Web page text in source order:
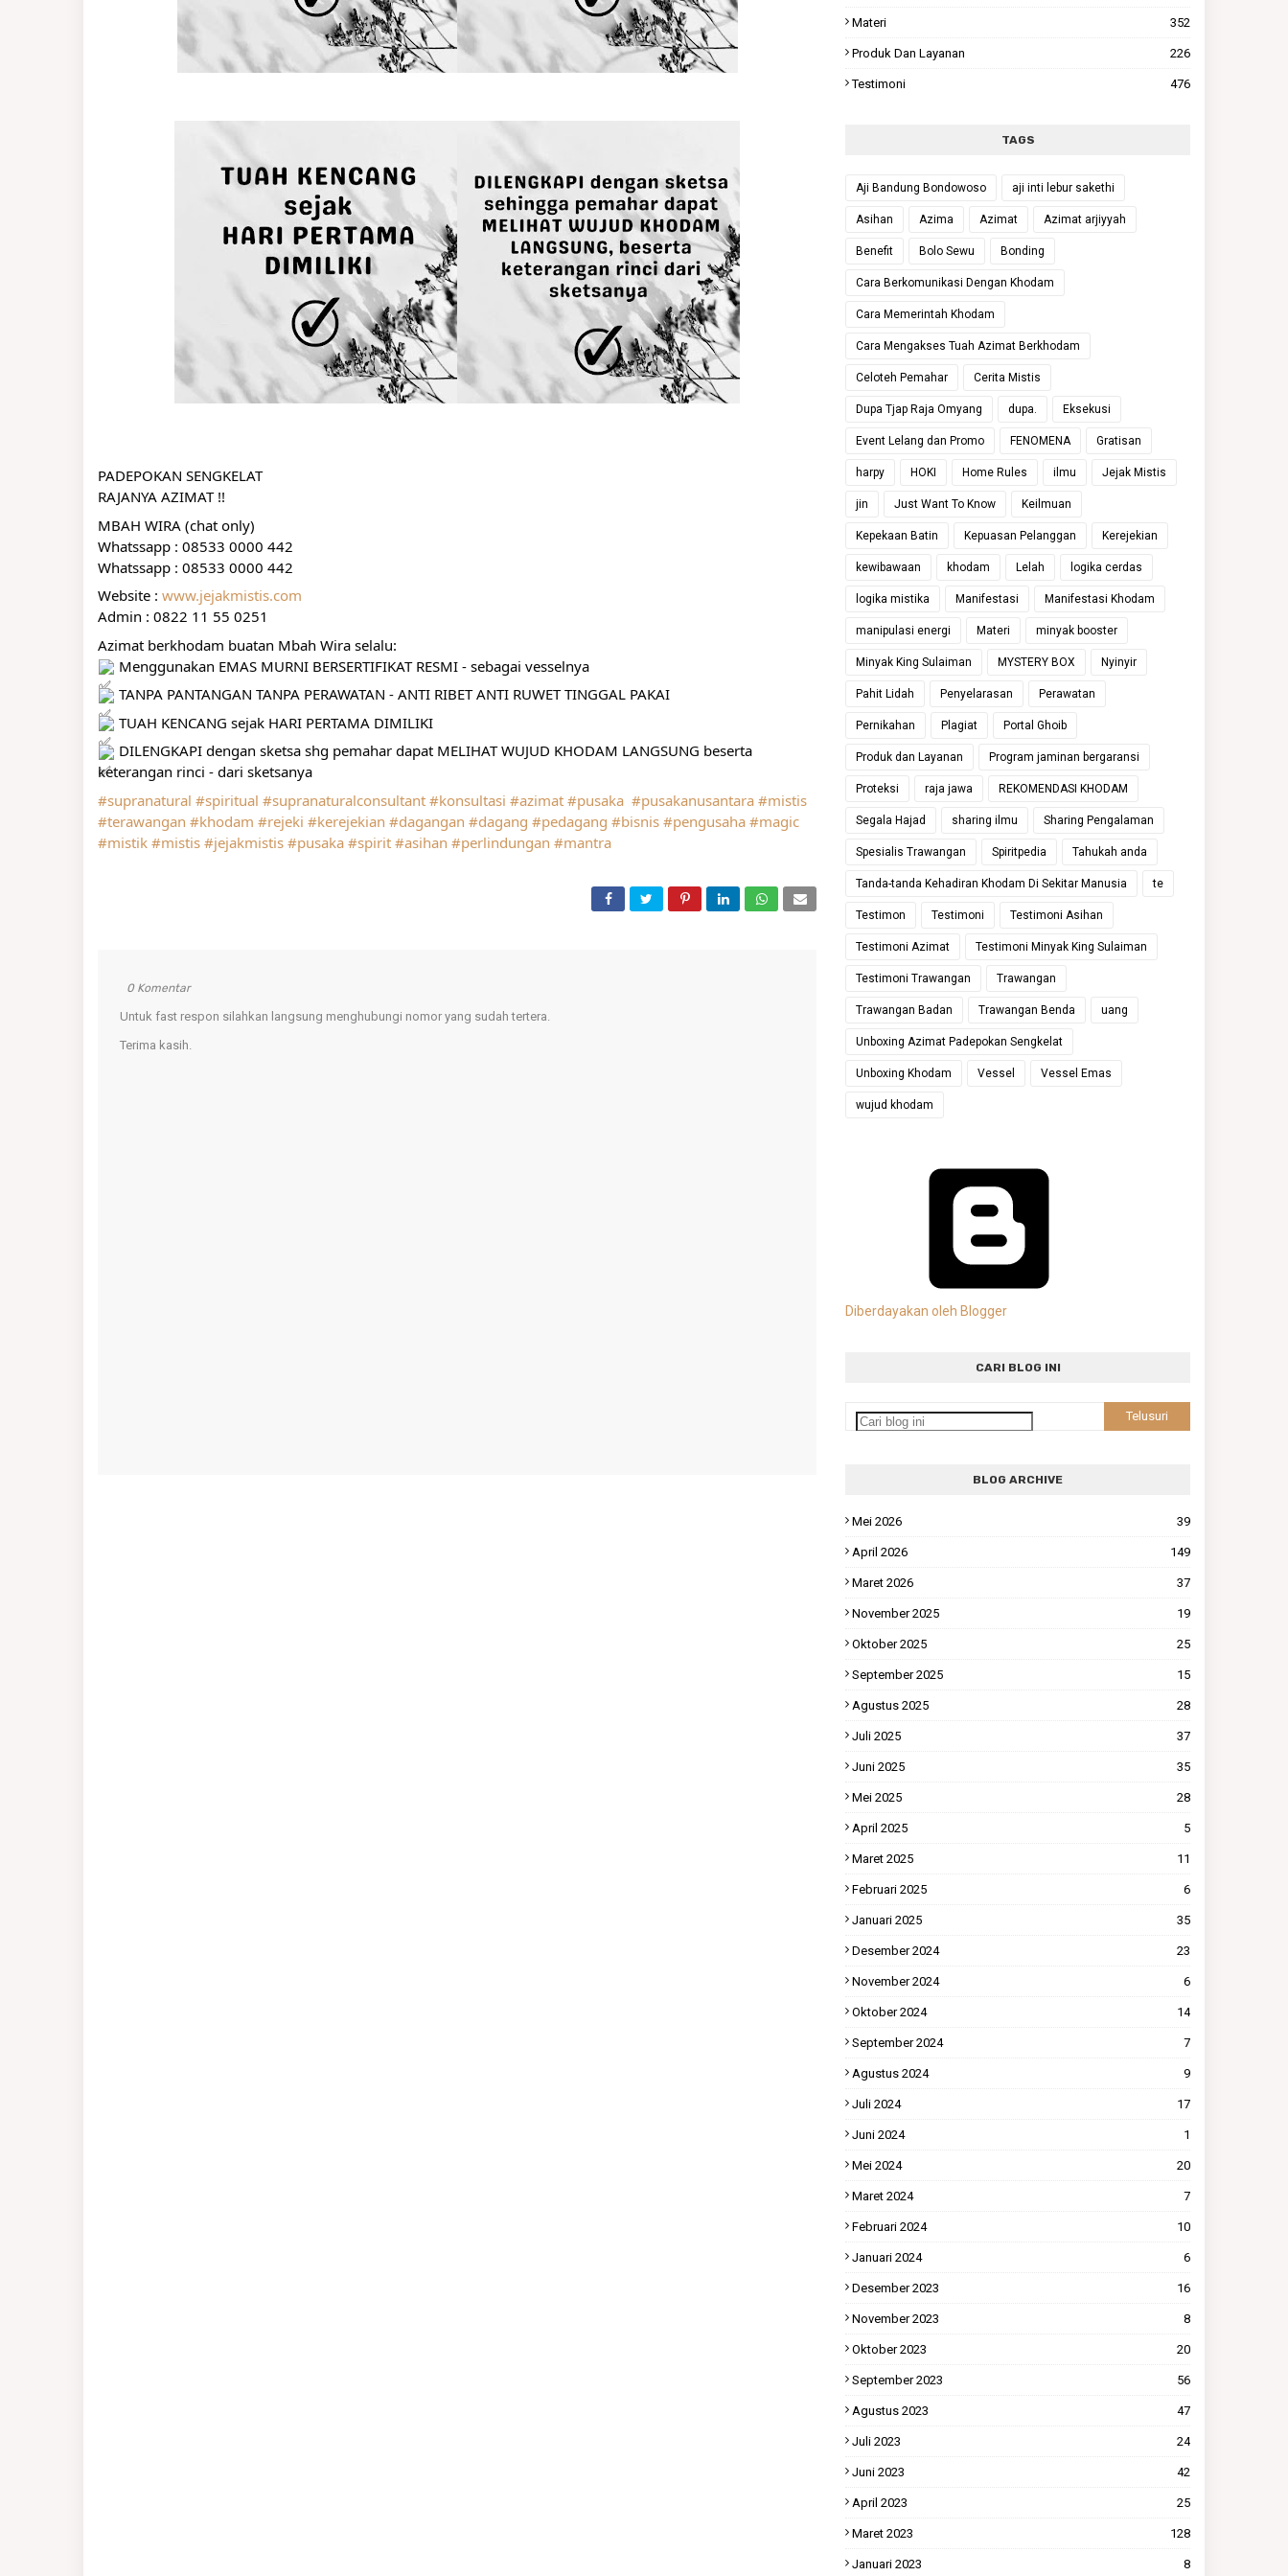
PADEPOKAN SENGKELAT
RAJANYA AZIMAT !!
MBAH WIRA (chat only)
Whatssapp : 08533 0000 442
Whatssapp : 08533 0000 442
Website : www.jejakmistis.com
Admin : 0822 11 55 0251
Azimat berkhodam buatan Mbah Wira selalu:
Menggunakan EMAS MURNI BERSERTIFIKAT RESMI - sebagai vesselnya
TANPA PANTANGAN TANPA PERAWATAN - ANTI RIBET ANTI RUWET TINGGAL PAKAI
TUAH KENCANG sejak HARI PERTAMA DIMILIKI
DILENGKAPI dengan sketsa shg pemahar dapat MELIHAT WUJUD KHODAM LANGSUNG beserta
keterangan rinci - dari sketsanya
#supranatural #spiritual #supranaturalconsultant #konsultasi #azimat #pusaka #pusakanusantara #mistis
#terawangan #khodam #rejeki #kerejekian #dagangan #dagang #pedagang #bisnis #pengusaha #magic
#mistik #mistis #jejakmistis #pusaka #spirit #asihan #perlindungan #mantra
0 Komentar
Untuk fast respon silahkan langsung menghubungi nomor yang sudah tertera.
Terima kasih.
Materi 352
Produk Dan Layanan 226
Testimoni 476
TAGS
Aji Bandung Bondowoso aji inti lebur sakethi
Asihan Azima Azimat Azimat arjiyyah
Benefit Bolo Sewu Bonding
Cara Berkomunikasi Dengan Khodam
Cara Memerintah Khodam
Cara Mengakses Tuah Azimat Berkhodam
Celoteh Pemahar Cerita Mistis
Dupa Tjap Raja Omyang dupa. Eksekusi
Event Lelang dan Promo FENOMENA Gratisan
harpy HOKI Home Rules ilmu Jejak Mistis
jin Just Want To Know Keilmuan
Kepekaan Batin Kepuasan Pelanggan Kerejekian
kewibawaan khodam Lelah logika cerdas
logika mistika Manifestasi Manifestasi Khodam
manipulasi energi Materi minyak booster
Minyak King Sulaiman MYSTERY BOX Nyinyir
Pahit Lidah Penyelarasan Perawatan
Pernikahan Plagiat Portal Ghoib
Produk dan Layanan Program jaminan bergaransi
Proteksi raja jawa REKOMENDASI KHODAM
Segala Hajad sharing ilmu Sharing Pengalaman
Spesialis Trawangan Spiritpedia Tahukah anda
Tanda-tanda Kehadiran Khodam Di Sekitar Manusia te
Testimon Testimoni Testimoni Asihan
Testimoni Azimat Testimoni Minyak King Sulaiman
Testimoni Trawangan Trawangan
Trawangan Badan Trawangan Benda uang
Unboxing Azimat Padepokan Sengkelat
Unboxing Khodam Vessel Vessel Emas
wujud khodam
Diberdayakan oleh Blogger
CARI BLOG INI
BLOG ARCHIVE
Mei 2026 39
April 2026 149
Maret 2026 37
November 2025 19
Oktober 2025 25
September 2025 15
Agustus 2025 28
Juli 2025 37
Juni 2025 35
Mei 2025 28
April 2025 5
Maret 2025 11
Februari 2025 6
Januari 2025 35
Desember 2024 23
November 2024 6
Oktober 2024 14
September 2024 7
Agustus 2024 9
Juli 2024 17
Juni 2024 1
Mei 2024 20
Maret 2024 7
Februari 2024 10
Januari 2024 6
Desember 2023 16
November 2023 8
Oktober 2023 20
September 2023 56
Agustus 2023 47
Juli 2023 24
Juni 2023 42
April 2023 25
Maret 2023 128
Januari 2023 8